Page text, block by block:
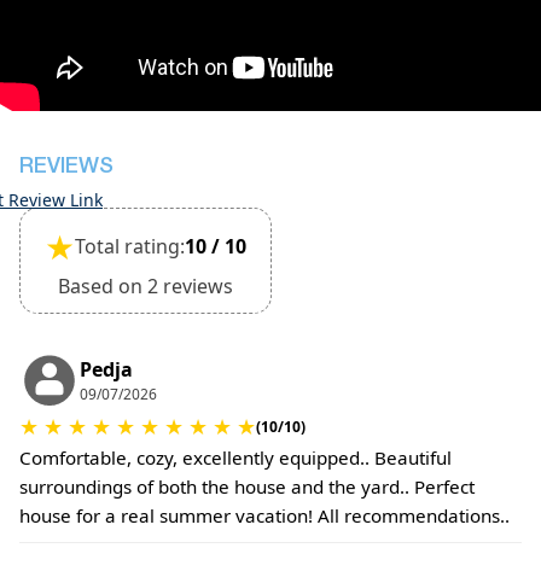
se potvrditi tijekom rezervacije
(Bit će potrebne dodatne naknade za naknadu za
REVIEWS
Review Link
★Total rating:10 / 10
Based on 2 reviews
Pedja
09/07/2026
★ ★ ★ ★ ★ ★ ★ ★ ★ ★(10/10)
Comfortable, cozy, excellently equipped.. Beautiful
surroundings of both the house and the yard.. Perfect
house for a real summer vacation! All recommendations..